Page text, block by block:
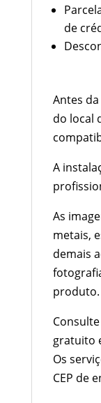
de
Antes
do local
A
As
metais,
demais
produto.
gratuito
Os
CEP de